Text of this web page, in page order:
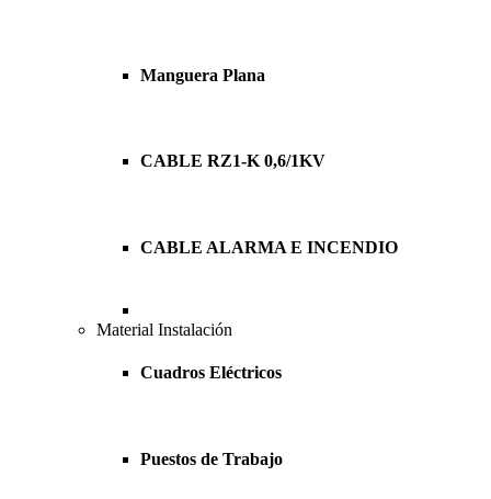
Manguera Plana
CABLE RZ1-K 0,6/1KV
CABLE ALARMA E INCENDIO
Material Instalación
Cuadros Eléctricos
Puestos de Trabajo